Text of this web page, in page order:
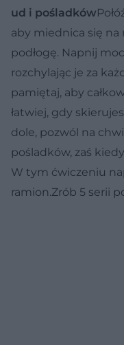
ud i pośladków
aby miednica się na
podłogę. Napnij
rozchylając je za
pamiętaj, aby
łatwiej, gdy
dole, pozwól na
pośladków, zaś
W tym ćwiczeniu
ramion.Zrób 5 serii